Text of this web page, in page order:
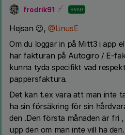
frodrik91 SVAR
Hejsan 😉, @LinusE
Om du loggar in på Mitt3 i app
har fakturan på Autogiro / E-
kunna tyda specifikt vad
pappersfaktura.
Det kan t.ex vara att man inte
ha sin försäkring för sin
den .Den första månaden är fri
upp den om man inte vill ha